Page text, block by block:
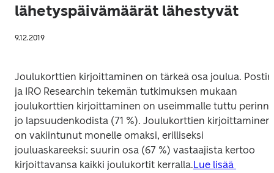
lähetyspäivämäärät lähestyvät
9.12.2019
Joulukorttien kirjoittaminen on tärkeä osa joulua. Postin
ja IRO Researchin tekemän tutkimuksen mukaan
joulukorttien kirjoittaminen on useimmalle tuttu perinne
jo lapsuudenkodista (71 %). Joulukorttien kirjoittaminen
on vakiintunut monelle omaksi, erilliseksi
jouluaskareeksi: suurin osa (67 %) vastaajista kertoo
kirjoittavansa kaikki joulukortit kerralla.Lue lisää